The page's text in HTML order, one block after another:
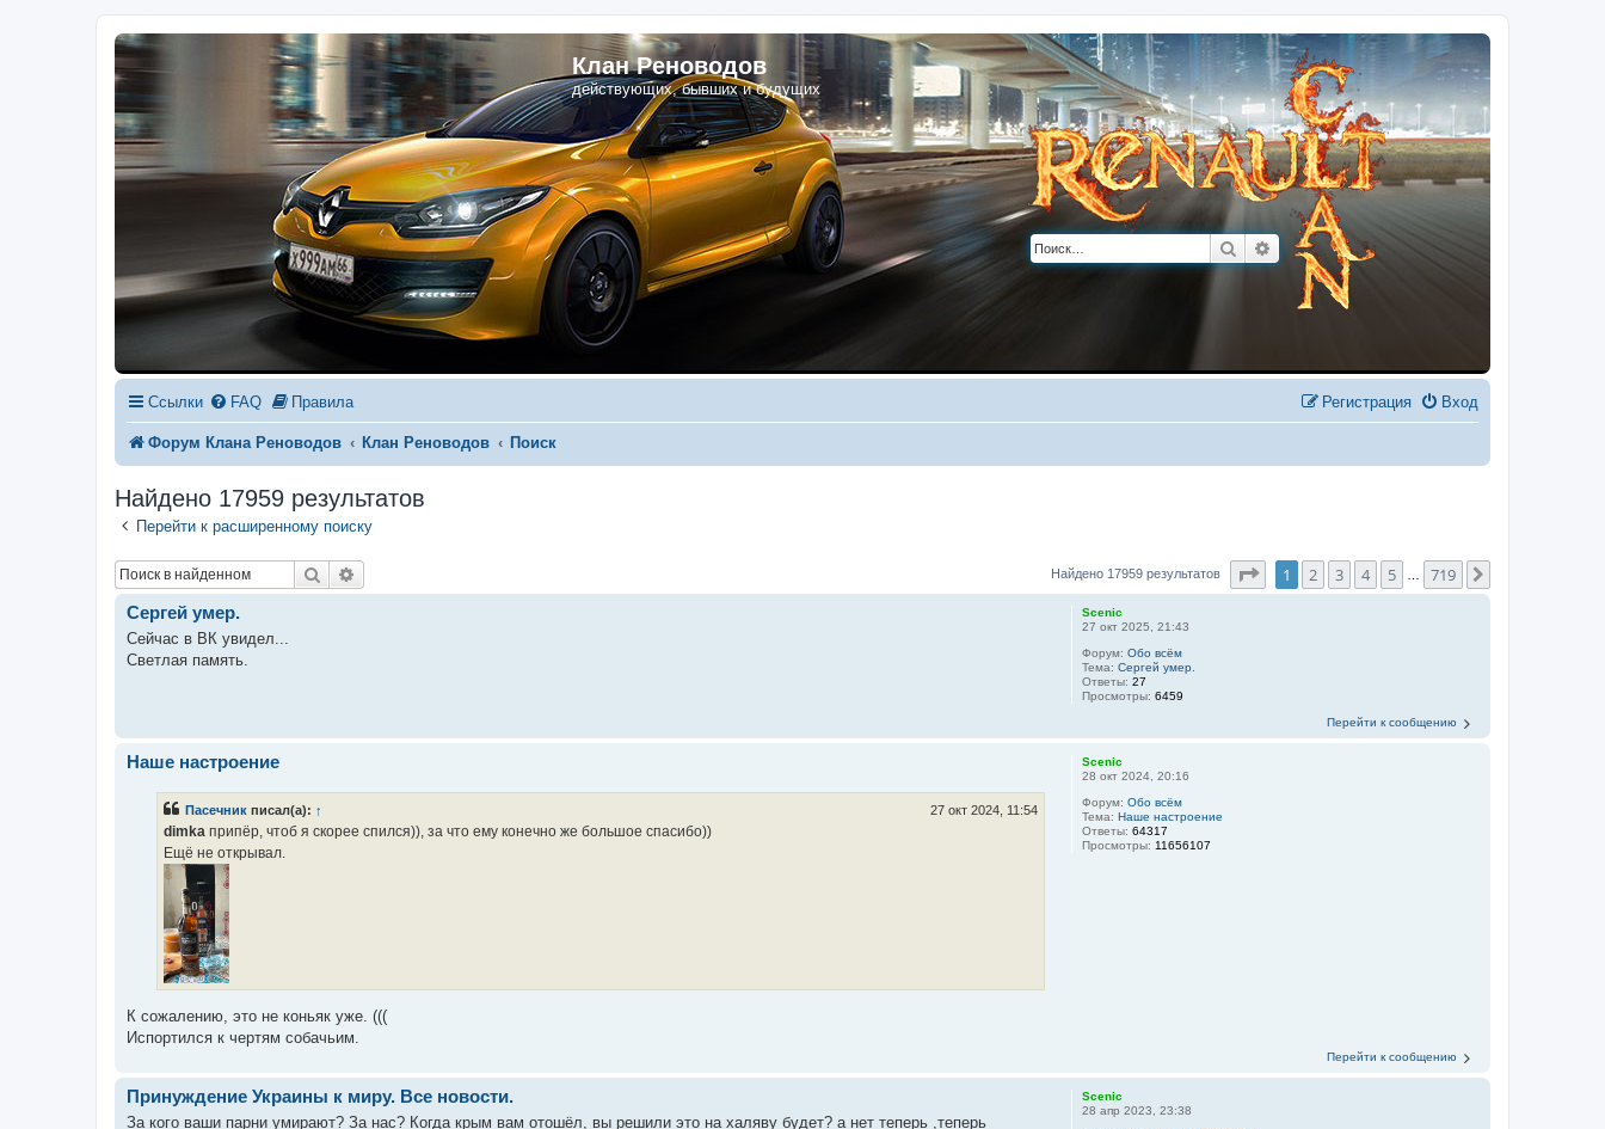
Клан Реноводов
действующих, бывших и будущих
Поиск Расширенный поиск
Ссылки FAQ Правила Вход
Регистрация
Форум Клана Реноводов Клан Реноводов Поиск
Найдено 17959 результатов
Перейти к расширенному поиску
Поиск Найдено 17959 результатов Страница 1 из719
1 2 3 4 5 719
Scenic
27 окт 2025, 21:43
Форум:Обо всём
Тема:Сергей умер.
Ответы:27
Просмотры:6459
Сергей умер.
Сейчас в ВК увидел...
Светлая память.
Перейти к сообщению
Scenic
28 окт 2024, 20:16
Форум:Обо всём
Тема:Наше настроение
Ответы:64317
Просмотры: 11656107
Наше настроение
Пасечник писал(а): ↑ 27 окт 2024, 11:54
dimka припёр, чтоб я скорее спился)), за что ему конечно же большое спасибо))
Ещё не открывал.
К сожалению, это не коньяк уже. (((
Испортился к чертям собачьим.
Перейти к сообщению
Scenic
28 апр 2023, 23:38
Принуждение Украины к миру. Все новости.
За кого ваши парни умирают? За нас? Когда крым вам отошёл, вы решили это на халяву будет? а нет теперь ,теперь